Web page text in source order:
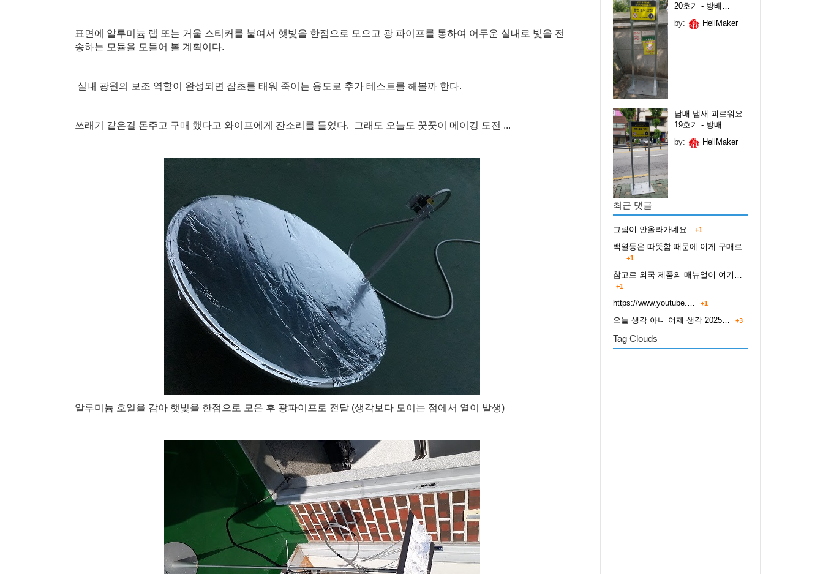
표면에 알루미늄 랩 또는 거울 스티커를 붙여서 햇빛을 한점으로 모으고 광 파이프를 통하여 어두운 실내로 빛을 전
송하는 모듈을 모들어 볼 계획이다.
실내 광원의 보조 역할이 완성되면 잡초를 태워 죽이는 용도로 추가 테스트를 해볼까 한다.
쓰래기 같은걸 돈주고 구매 했다고 와이프에게 잔소리를 들었다. 그래도 오늘도 꿋꿋이 메이킹 도전 ...
알루미늄 호일을 감아 햇빛을 한점으로 모은 후 광파이프로 전달 (생각보다 모이는 점에서 열이 발생)
20호기 - 방배…
by:
HellMaker
담배 냄새 괴로워요
19호기 - 방배…
by:
HellMaker
최근 댓글
그림이 안올라가네요. +1
백열등은 따뜻함 때문에 이게 구매로
…
+1
참고로 외국 제품의 매뉴얼이 여기…
+1
https://www.youtube.… +1
오늘 생각 아니 어제 생각 2025… +3
Tag Clouds